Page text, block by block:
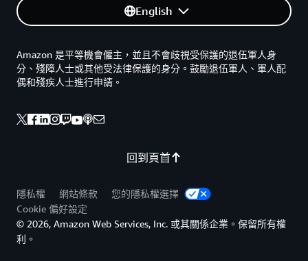
English
回到頁首
Amazon 是平等機會僱主，並且不會歧視受保護的退伍軍人身
分、殘障人士或其他受法律保護的身分。鼓勵退伍軍人、軍人配
偶和殘疾人士進行申請。
隱私權 網站條款
您的隱私權選擇
Cookie 偏好設定
© 2026, Amazon Web Services, Inc. 或其關係企業。保留所有權
利。